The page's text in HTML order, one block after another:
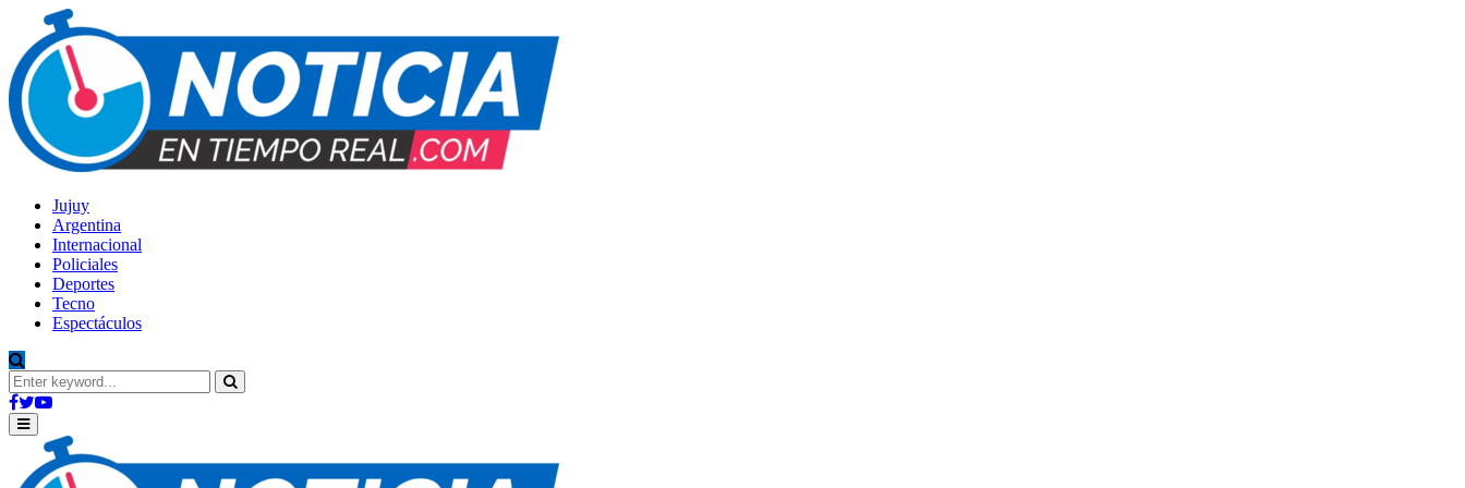
Jujuy
Argentina
Internacional
Policiales
Deportes
Tecno
Espectáculos
Search
for:
Search
Facebook
Twitter
Youtube
Primary
Menu